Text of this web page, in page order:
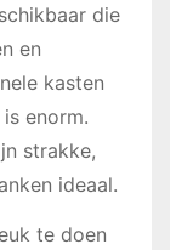
die
en
kasten
enorm.
strakke,
ideaal.
te doen